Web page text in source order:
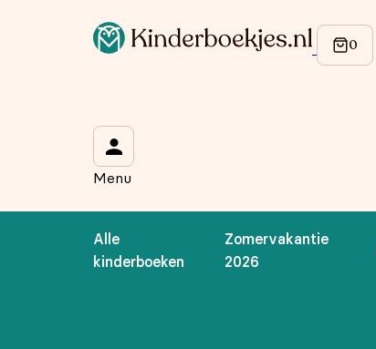
Menu
Alle
kinderboeken
Zomervakantie
2026
Op de hoogte blijven van onze acties?
Wat is je voornaam?
Aanmelden